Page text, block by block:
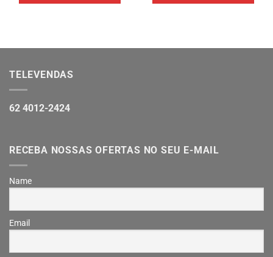
TELEVENDAS
62 4012-2424
RECEBA NOSSAS OFERTAS NO SEU E-MAIL
Name
Email